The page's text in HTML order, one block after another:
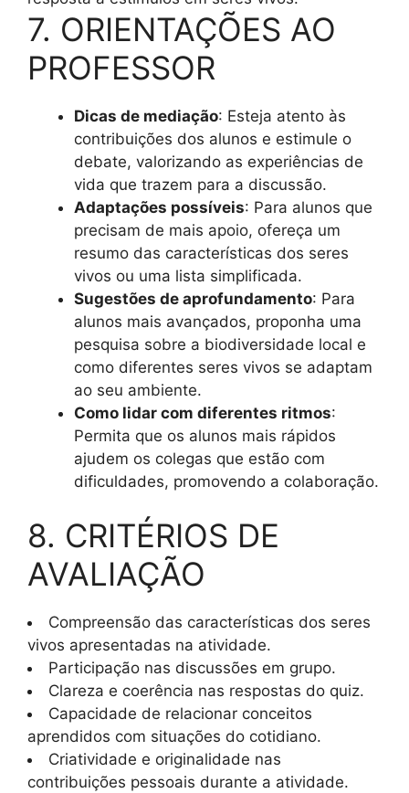
7. ORIENTAÇÕES AO
PROFESSOR
Dicas de mediação: Esteja atento às
contribuições dos alunos e estimule o
debate, valorizando as experiências de
vida que trazem para a discussão.
Adaptações possíveis: Para alunos que
precisam de mais apoio, ofereça um
resumo das características dos seres
vivos ou uma lista simplificada.
Sugestões de aprofundamento: Para
alunos mais avançados, proponha uma
pesquisa sobre a biodiversidade local e
como diferentes seres vivos se adaptam
ao seu ambiente.
Como lidar com diferentes ritmos:
Permita que os alunos mais rápidos
ajudem os colegas que estão com
dificuldades, promovendo a colaboração.
8. CRITÉRIOS DE
AVALIAÇÃO
Compreensão das características dos seres
vivos apresentadas na atividade.
Participação nas discussões em grupo.
Clareza e coerência nas respostas do quiz.
Capacidade de relacionar conceitos
aprendidos com situações do cotidiano.
Criatividade e originalidade nas
contribuições pessoais durante a atividade.